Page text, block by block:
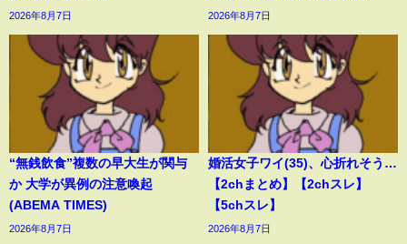
2026年8月7日 2026年8月7日
“無銭飲食”複数の早大生が関与
か 大学が異例の注意喚起
(ABEMA TIMES)
2026年8月7日
婚活女子ワイ(35)、心折れそう…
【2chまとめ】【2chスレ】
【5chスレ】
2026年8月7日